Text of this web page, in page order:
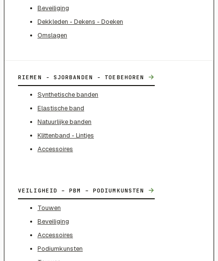
Beveiliging
Dekkleden - Dekens - Doeken
Omslagen
RIEMEN - SJORBANDEN - TOEBEHOREN →
Synthetische banden
Elastische band
Natuurlijke banden
Klittenband - Lintjes
Accessoires
VEILIGHEID – PBM – PODIUMKUNSTEN →
Touwen
Beveiliging
Accessoires
Podiumkunsten